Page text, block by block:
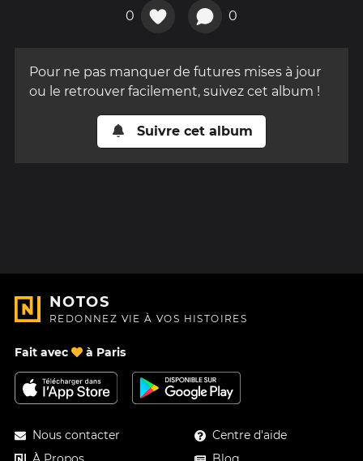
0 0
Pour ne pas manquer de futures mises à jour
ou le retrouver facilement, suivez cet album !
Suivre cet album
NOTOS
REDONNEZ VIE À VOS HISTOIRES
Fait avec à Paris
Nous contacter
Centre d'aide